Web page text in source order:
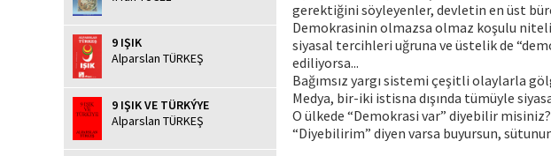
9 IŞIK
Alparslan TÜRKEŞ
9 IŞIK VE TÜRKÝYE
Alparslan TÜRKEŞ
gerektiğini söyleyenler, devletin en üst
Demokrasinin olmazsa olmaz koşulu
siyasal tercihleri uğruna ve üstelik de
ediliyorsa...
Bağımsız yargı sistemi çeşitli olaylarla
Medya, bir-iki istisna dışında tümüyle
O ülkede “Demokrasi var” diyebilir misiniz?
“Diyebilirim” diyen varsa buyursun,